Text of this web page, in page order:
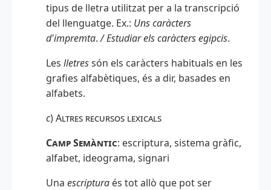
tipus de lletra utilitzat per a la transcripció
del llenguatge. Ex.: Uns caràcters
d'impremta./ Estudiar els caràcters egipcis.
Les lletressón els caràcters habituals en les
grafies alfabètiques, és a dir, basades en
alfabets.
c)Altres recursos lexicals
Camp Semàntic: escriptura, sistema gràfic,
alfabet, ideograma, signari
Una escriptura és tot allò que pot ser